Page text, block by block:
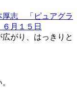
がり、はっきりと